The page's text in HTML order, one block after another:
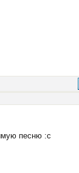
песню :с